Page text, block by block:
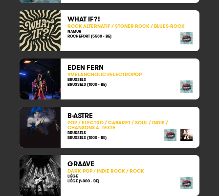
WHAT IF?!
ROCK ALTERNATIF / STONER ROCK / BLUES-ROCK
NAMUR
ROCHEFORT (5580 - BE)
EDEN FERN
#MELANCHOLIC #ELECTROPOP
BRUSSELS
BRUSSELS (1000 - BE)
B-ASTRE
POP / ELECTRO / CABARET / SOUL / INDIE /
CHANSONS À TEXTE
BRUSSELS
BRUSSELS (1000 - BE)
GRAAVE
DARK-POP / INDIE ROCK / ROCK
LIÈGE
LIÈGE (4000 - BE)